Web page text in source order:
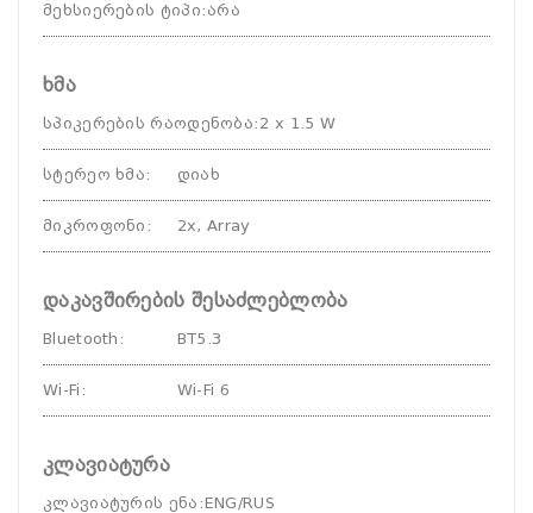
მეხსიერების ტიპი: არა
ხმა
სპიკერების რაოდენობა: 2 x 1.5 W
სტერეო ხმა: დიახ
მიკროფონი : 2x, Array
დაკავშირების შესაძლებლობა
Bluetooth : BT5.3
Wi-Fi : Wi-Fi 6
კლავიატურა
კლავიატურის ენა :ENG/RUS